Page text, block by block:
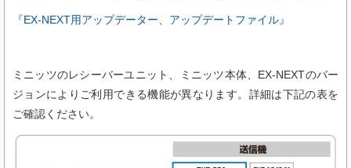
『EX-NEXT用アップデーター、アップデートファイル』
ミニッツのレシーバーユニット、ミニッツ本体、EX-NEXTのバー
ジョンによりご利用できる機能が異なります。詳細は下記の表を
ご確認ください。